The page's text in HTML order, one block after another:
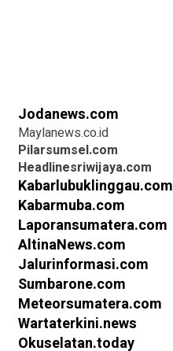
Jodanews.com
Maylanews.co.id
Pilarsumsel.com
Headlinesriwijaya.com
Kabarlubuklinggau.com
Kabarmuba.com
Laporansumatera.com
AltinaNews.com
Jalurinformasi.com
Sumbarone.com
Meteorsumatera.com
Wartaterkini.news
Okuselatan.today